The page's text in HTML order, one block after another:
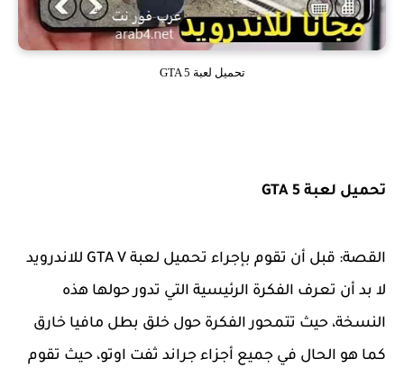
تحميل لعبة GTA 5
تحميل لعبة GTA 5
القصة: قبل أن تقوم بإجراء تحميل لعبة GTA V للاندرويد
لا بد أن تعرف الفكرة الرئيسية التي تدور حولها هذه
النسخة، حيث تتمحور الفكرة حول خلق بطل مافيا خارق
كما هو الحال في جميع أجزاء جراند ثفت اوتو، حيث تقوم